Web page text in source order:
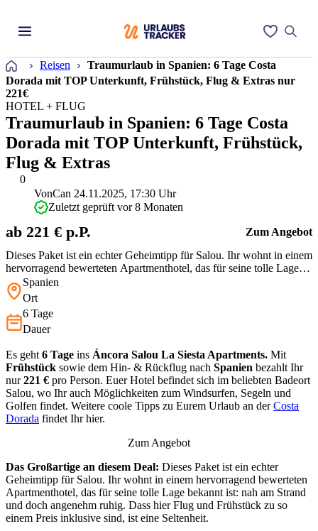
Startseite
Reisen
Traumurlaub in Spanien: 6 Tage Costa
Dorada mit TOP Unterkunft, Frühstück, Flug & Extras nur
221€
0
HOTEL + FLUG
Traumurlaub in Spanien: 6 Tage Costa
Dorada mit TOP Unterkunft, Frühstück,
Flug & Extras
Dieses Paket ist ein echter Geheimtipp für Salou. Ihr wohnt in einem
hervorragend bewerteten Apartmenthotel, das für seine tolle Lage
bekannt ist: nah am Strand und doch angenehm ruhig. Dass hier
Flug und Frühstück zu so einem Preis inklusive sind, ist eine
VonCan 24.11.2025, 17:30 Uhr
Zuletzt geprüft vor 8 Monaten
ab 221 € p.P. Zum Angebot
Spanien
Ort
6 Tage
Dauer
Es geht 6 Tage ins Áncora Salou La Siesta Apartments. Mit
Frühstück sowie dem Hin- & Rückflug nach Spanien bezahlt Ihr
nur221 € pro Person. Euer Hotel befindet sich im beliebten Badeort
Salou, wo Ihr auch Möglichkeiten zum Windsurfen, Segeln und
Golfen findet. Weitere coole Tipps zu Eurem Urlaub an derCosta
Dorada findet Ihr hier.
Zum Angebot
Das Großartige an diesem Deal: Dieses Paket ist ein echter
Geheimtipp für Salou. Ihr wohnt in einem hervorragend bewerteten
Apartmenthotel, das für seine tolle Lage bekannt ist: nah am Strand
und doch angenehm ruhig. Dass hier Flug und Frühstück zu so
einem Preis inklusive sind, ist eine Seltenheit.